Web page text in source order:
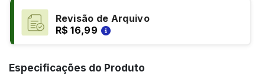
Revisão de Arquivo
R$ 16,99
Especificações do Produto